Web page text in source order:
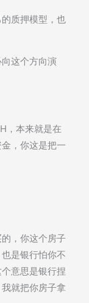
质押模型，也
这个方向演
，本来就是在
，你这是把一
，你这个房子
是银行怕你不
意思是银行捏
就把你房子拿